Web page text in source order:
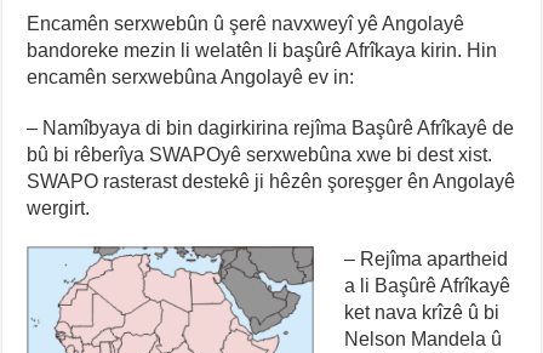
Encamên serxwebûn û şerê navxweyî yê Angolayê
bandoreke mezin li welatên li başûrê Afrîkaya kirin. Hin
encamên serxwebûna Angolayê ev in:
– Namîbyaya di bin dagirkirina rejîma Başûrê Afrîkayê de
bû bi rêberîya SWAPOyê serxwebûna xwe bi dest xist.
SWAPO rasterast destekê ji hêzên şoreşger ên Angolayê
wergirt.
– Rejîma apartheid
a li Başûrê Afrîkayê
ket nava krîzê û bi
Nelson Mandela û